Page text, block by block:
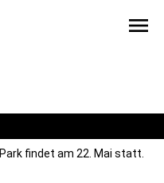
menu
findet am 22. Mai statt.